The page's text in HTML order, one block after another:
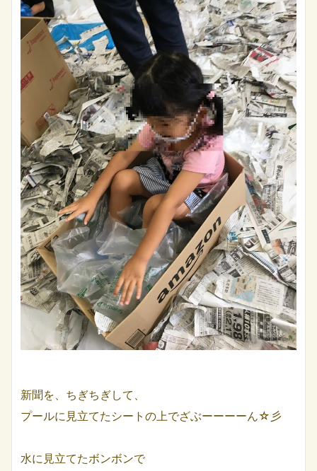
新聞を、ちぎちぎして、
プールに見立てたシートの上でざぶーーーーん☆彡
水に見立てたボンボンで